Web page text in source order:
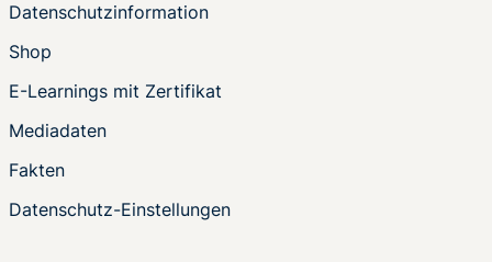
Datenschutzinformation
Shop
E-Learnings mit Zertifikat
Mediadaten
Fakten
Datenschutz-Einstellungen